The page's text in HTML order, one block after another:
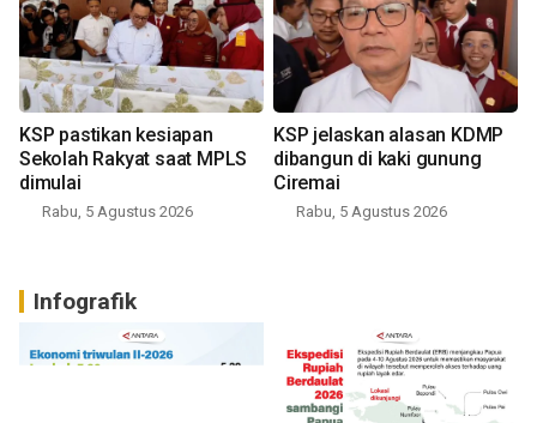
KSP pastikan kesiapan
Sekolah Rakyat saat MPLS
dimulai
Rabu, 5 Agustus 2026
KSP jelaskan alasan KDMP
dibangun di kaki gunung
Ciremai
Rabu, 5 Agustus 2026
Infografik